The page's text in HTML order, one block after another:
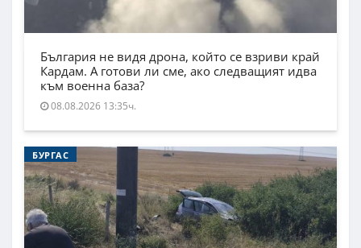
България не видя дрона, който се взриви край
Кардам. А готови ли сме, ако следващият идва
към военна база?
08.08.2026 13:35ч.
БУРГАС